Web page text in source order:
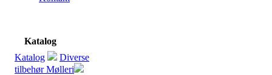
Katalog
Katalog
Diverse
tilbehør Mølleri